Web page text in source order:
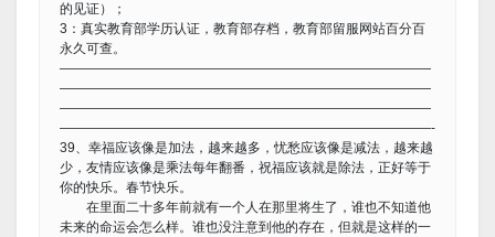
的见证）；
3：真实教育部学历认证，教育部存档，教育部留服网站百分百
永久可查。
————————————————————————————
————————————————————————————
————————————————————————————
————————————————————————————-
39、幸福应该像是加法，越来越多，忧愁应该像是减法，越来越
少，友情应该像是乘法每年翻番，祝福应该就是除法，正好等于
你的快乐。春节快乐。
在里面二十多年前就有一个人在那里将生了，谁也不知道他
未来的命运会怎么样。谁也没注意到他的存在，但就是这样的一